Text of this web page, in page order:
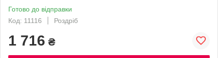
Готово до відправки
Код: 11116
Роздріб
1 716 ₴